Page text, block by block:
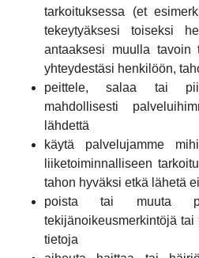
tarkoituksessa (et
tekeytyäksesi toiseksi
antaaksesi muulla tavoin
yhteydestäsi henkilöön,
peittele, salaa tai
mahdollisesti
lähdettä
käytä palvelujamme
liiketoiminnalliseen
tahon hyväksi etkä lähetä
poista tai muuta
tekijänoikeusmerkintöjä
tietoja